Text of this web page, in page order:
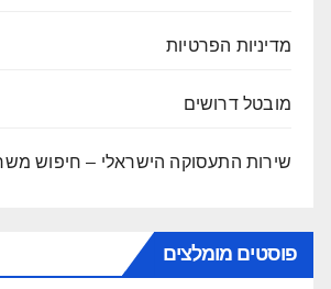
מדיניות הפרטיות
מובטל דרושים
שירות התעסוקה הישראלי – חיפוש
פוסטים מומלצים